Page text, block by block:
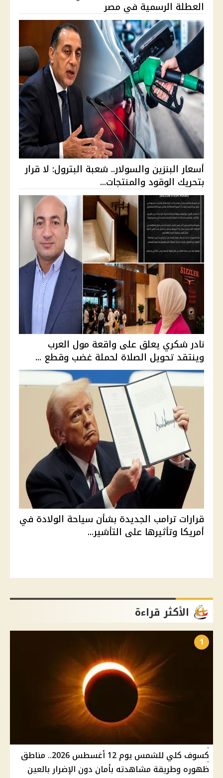
العطلة الرسمية في مصر
أسعار البنزين والسولار.. شعبة البترول: لا قرار
بتحريك الوقود والمنتجات...
نادر شكري يعلق على واقعة مول العرب
وينتقد تحويل الصلاة لحملة غضب وقطع ...
قرارات ترامب الجديدة بشأن سياحة الولادة في
أمريكا وتأثيرها على التأشير...
الأكثر قراءة
1
كسوف كلي للشمس يوم 12 أغسطس 2026.. مناطق
ظهوره وطريقة مشاهدته بأمان دون الإضرار بالعين